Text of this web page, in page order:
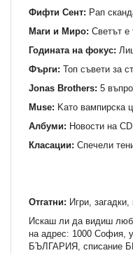
Фифти Сент: Рап
Маги и Миро: Светът е
Годината на фокус:
Фърги: Топ съвети за
Jonas Brothers: 5
Мuse: Kaто вампирска
Албуми: Новости на
Класации: Спечели
Отгатни: Игри, загадки,
Искаш ли да видиш
на адрес: 1000 София,
БЪЛГАРИЯ, списание